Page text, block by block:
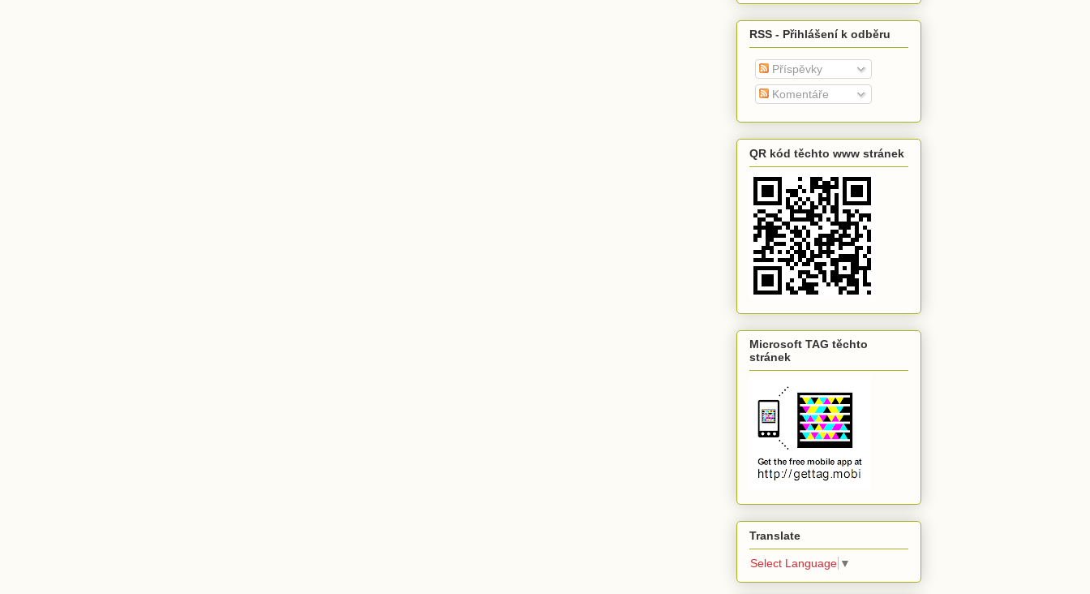
RSS - Přihlášení k odběru
Příspěvky
Komentáře
QR kód těchto www stránek
Microsoft TAG těchto
stránek
Translate
Select Language ▼